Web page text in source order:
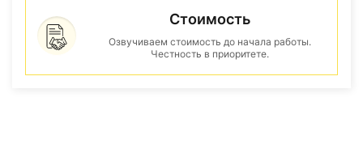
Стоимость
Озвучиваем стоимость до начала работы.
Честность в приоритете.